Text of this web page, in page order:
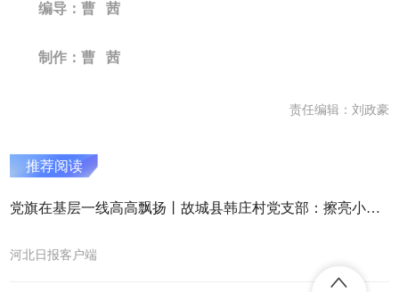
编导：曹 茜
制作：曹 茜
责任编辑：刘政豪
推荐阅读
党旗在基层一线高高飘扬丨故城县韩庄村党支部：擦亮小乡村幸福底色
河北日报客户端